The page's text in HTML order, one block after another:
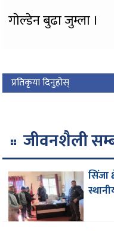
गाेल्डेन बुढा जुम्ला ।
प्रतिकृया दिनुहोस्
जीवनशैली
सिंजा